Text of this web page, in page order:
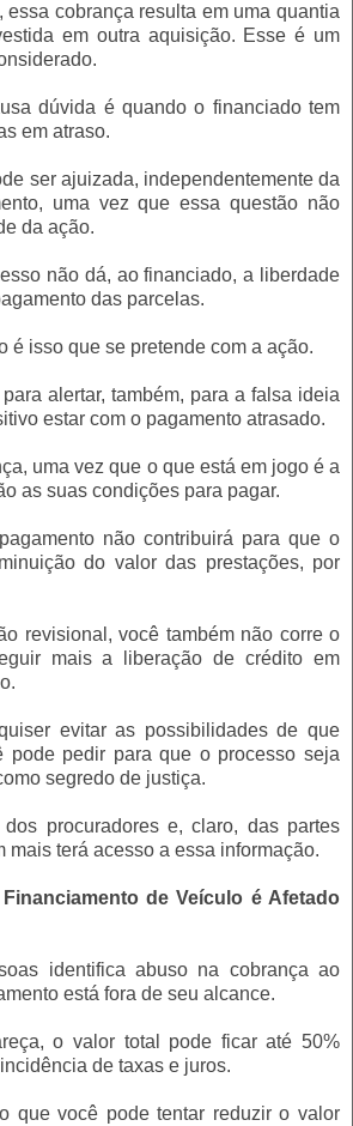
essa cobrança resulta em uma quantia
em outra aquisição. Esse é um
dúvida é quando o financiado tem
em atraso.
ser ajuizada, independentemente da
uma vez que essa questão não
da ação.
não dá, ao financiado, a liberdade
das parcelas.
é isso que se pretende com a ação.
alertar, também, para a falsa ideia
estar com o pagamento atrasado.
uma vez que o que está em jogo é a
as suas condições para pagar.
não contribuirá para que o
do valor das prestações, por
revisional, você também não corre o
mais a liberação de crédito em
evitar as possibilidades de que
pode pedir para que o processo seja
segredo de justiça.
procuradores e, claro, das partes
mais terá acesso a essa informação.
de Veículo é Afetado
identifica abuso na cobrança ao
está fora de seu alcance.
o valor total pode ficar até 50%
de taxas e juros.
que você pode tentar reduzir o valor